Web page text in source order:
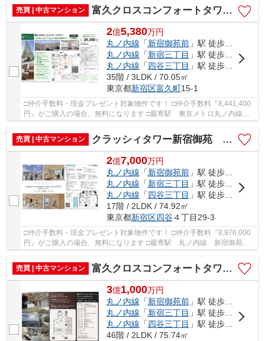
売買 | 中古マンション
富久クロスコンフォートタワー 仲介手数料無料＋100万円現金プレゼント中
2億5,380万円
丸ノ内線 「新宿御苑前」駅 徒歩5分
丸ノ内線 「新宿三丁目 」駅 徒歩11分
丸ノ内線 「四谷三丁目 」駅 徒歩12分
35階 / 3LDK / 70.05㎡
東京都新宿区富久町15-1
□仲介手数料・現金プレゼント対象物件です！ □仲介手数料『8,441,400
円』がご購入の場合、無料になります □最寄駅 東京メトロ丸ノ内線
売買 | 中古マンション
クラッシィタワー新宿御苑 仲介手数料無料＋100万円現金プレゼント中
2億7,000万円
丸ノ内線 「新宿御苑前」駅 徒歩4分
丸ノ内線 「新宿三丁目 」駅 徒歩10分
丸ノ内線 「四谷三丁目 」駅 徒歩6分
17階 / 2LDK / 74.92㎡
東京都新宿区四谷４丁目29-3
□仲介手数料・現金プレゼント対象物件です！ □仲介手数料『8,976,000
円』がご購入の場合、無料になります □最寄駅 丸ノ内線 新宿御苑
売買 | 中古マンション
富久クロスコンフォートタワー 仲介手数料無料＋100万円現金プレゼント中
3億1,000万円
丸ノ内線 「新宿御苑前」駅 徒歩7分
丸ノ内線 「新宿三丁目 」駅 徒歩9分
丸ノ内線 「四谷三丁目 」駅 徒歩12分
46階 / 2LDK / 75.74㎡